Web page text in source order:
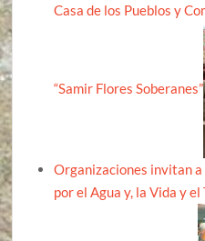
Casa de los Pueblos y
“Samir Flores Soberanes”
Organizaciones invitan
por el Agua y, la Vida y